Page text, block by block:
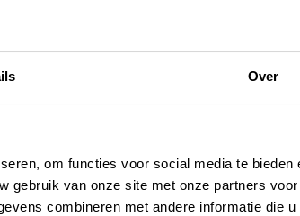
Over
om functies voor social media te bieden
gebruik van onze site met onze partners
combineren met andere informatie die u